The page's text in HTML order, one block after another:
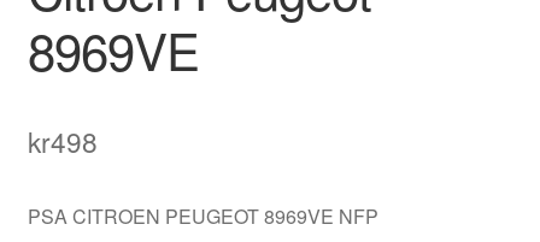
8969VE
kr498
PSA CITROEN PEUGEOT 8969VE NFP